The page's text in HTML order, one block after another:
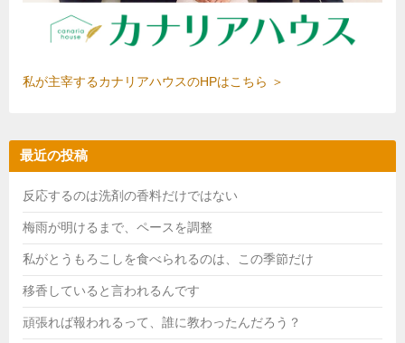
私が主宰するカナリアハウスのHPはこちら ＞
最近の投稿
反応するのは洗剤の香料だけではない
梅雨が明けるまで、ペースを調整
私がとうもろこしを食べられるのは、この季節だけ
移香していると言われるんです
頑張れば報われるって、誰に教わったんだろう？